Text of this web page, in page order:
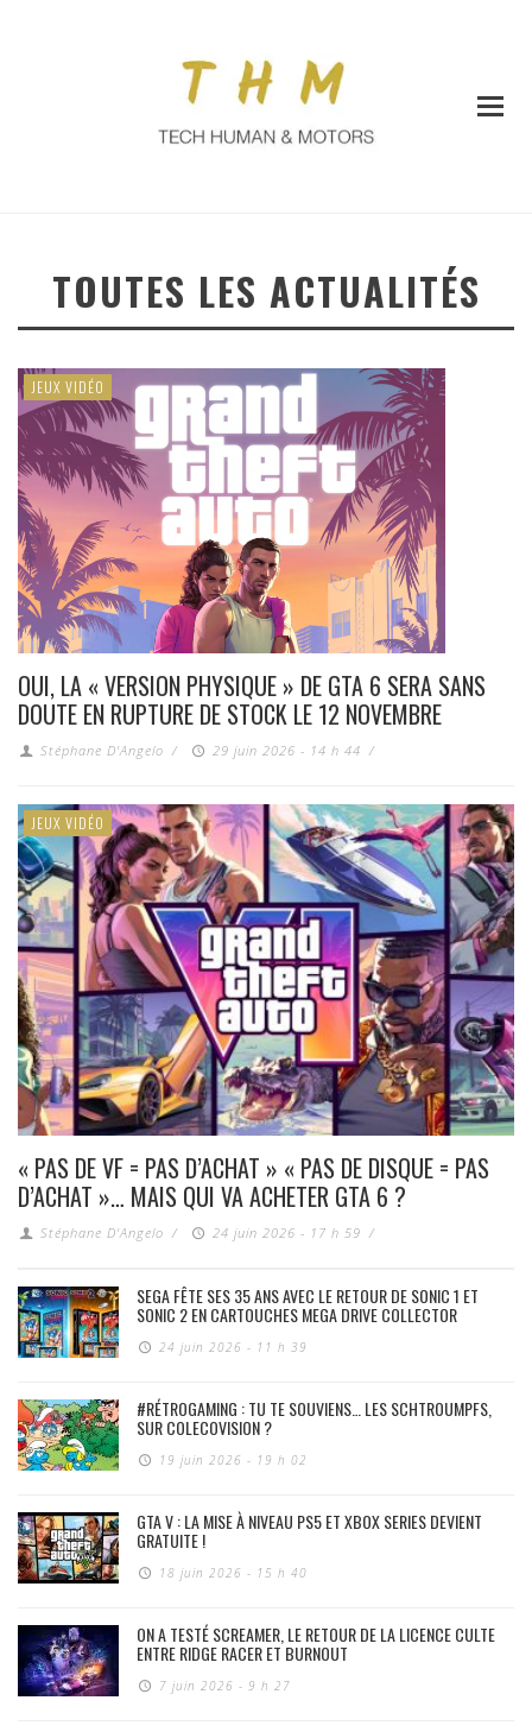
TOUTES LES ACTUALITÉS
JEUX VIDÉO
OUI, LA « VERSION PHYSIQUE » DE GTA 6 SERA SANS
DOUTE EN RUPTURE DE STOCK LE 12 NOVEMBRE
Stéphane D'Angelo / 29 juin 2026 - 14 h 44 /
JEUX VIDÉO
« PAS DE VF = PAS D’ACHAT » « PAS DE DISQUE = PAS
D’ACHAT »… MAIS QUI VA ACHETER GTA 6 ?
Stéphane D'Angelo / 24 juin 2026 - 17 h 59 /
SEGA FÊTE SES 35 ANS AVEC LE RETOUR DE SONIC 1 ET
SONIC 2 EN CARTOUCHES MEGA DRIVE COLLECTOR
24 juin 2026 - 11 h 39
#RÉTROGAMING : TU TE SOUVIENS… LES SCHTROUMPFS,
SUR COLECOVISION ?
19 juin 2026 - 19 h 02
GTA V : LA MISE À NIVEAU PS5 ET XBOX SERIES DEVIENT
GRATUITE !
18 juin 2026 - 15 h 40
ON A TESTÉ SCREAMER, LE RETOUR DE LA LICENCE CULTE
ENTRE RIDGE RACER ET BURNOUT
7 juin 2026 - 9 h 27